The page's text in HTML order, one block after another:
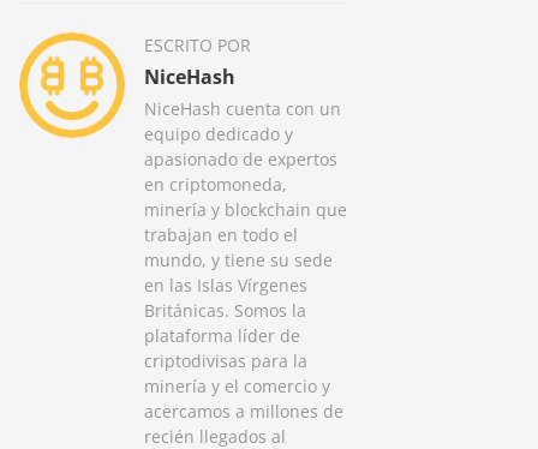
ESCRITO POR
NiceHash
NiceHash cuenta con un
equipo dedicado y
apasionado de expertos
en criptomoneda,
minería y blockchain que
trabajan en todo el
mundo, y tiene su sede
en las Islas Vírgenes
Británicas. Somos la
plataforma líder de
criptodivisas para la
minería y el comercio y
acercamos a millones de
recién llegados al